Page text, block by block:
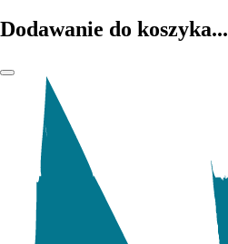
Dodawanie do koszyka...